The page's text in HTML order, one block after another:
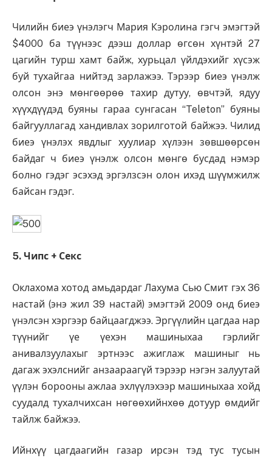
Чилийн биеэ үнэлэгч Мария Кэролина гэгч эмэгтэй
$4000 ба түүнээс дээш доллар өгсөн хүнтэй 27
цагийн турш хамт байж, хурьцал үйлдэхийг хүсэж
буй тухайгаа нийтэд зарлажээ. Тэрээр биеэ үнэлж
олсон энэ мөнгөөрөө тахир дутуу, өвчтэй, ядуу
хүүхдүүдэд буяны гараа сунгасан “Teleton” буяны
байгууллагад хандивлах зорилготой байжээ. Чилид
биеэ үнэлэх явдлыг хуулиар хүлээн зөвшөөрсөн
байдаг ч биеэ үнэлж олсон мөнгө бусдад нэмэр
болно гэдэг эсэхэд эргэлзсэн олон ихэд шүүмжилж
байсан гэдэг.
5. Чипс + Секс
Оклахома хотод амьдардаг Лахума Сью Смит гэх 36
настай (энэ жил 39 настай) эмэгтэй 2009 онд биеэ
үнэлсэн хэргээр байцаагджээ. Эргүүлийн цагдаа нар
түүнийг үе үехэн машиныхаа гэрлийг
анивалзуулахыг эртнээс ажиглаж машиныг нь
дагаж эхэлснийг анзаараагүй тэрээр нэгэн залуутай
үүлэн борооны ажлаа эхлүүлэхээр машиныхаа хойд
суудалд тухалчихсан нөгөөхийнхөө дотуур өмдийг
тайлж байжээ.
Ийнхүү цагдаагийн газар ирсэн тэд тус тусын